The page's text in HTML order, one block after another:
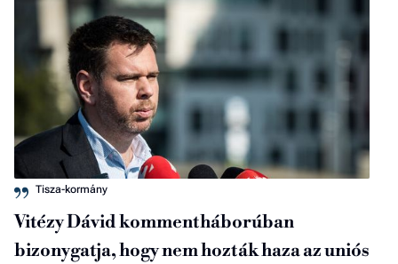
Tisza-kormány
Vitézy Dávid kommentháborúban
bizonygatja, hogy nem hozták haza az uniós